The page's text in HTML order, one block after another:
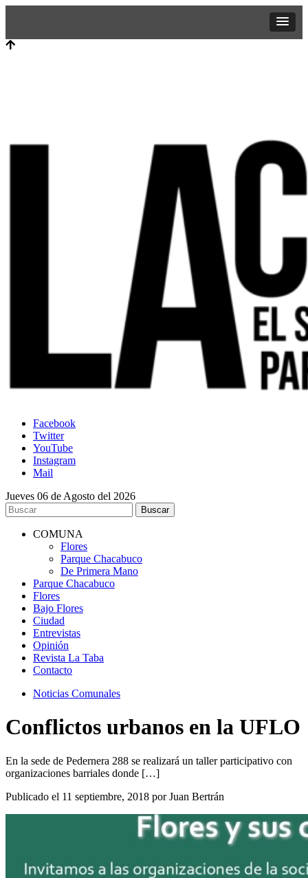
Facebook
Twitter
YouTube
Instagram
Mail
Jueves 06 de Agosto del 2026
COMUNA
Flores
Parque Chacabuco
De Primera Mano
Parque Chacabuco
Flores
Bajo Flores
Ciudad
Entrevistas
Opinión
Revista La Taba
Contacto
Noticias Comunales
Conflictos urbanos en la UFLO
En la sede de Pedernera 288 se realizará un taller participativo con
organizaciones barriales donde […]
Publicado el 11 septiembre, 2018 por Juan Bertrán